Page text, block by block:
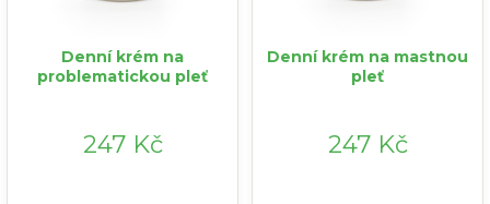
Denní krém na
problematickou pleť
247 Kč
Denní krém na mastnou
pleť
247 Kč